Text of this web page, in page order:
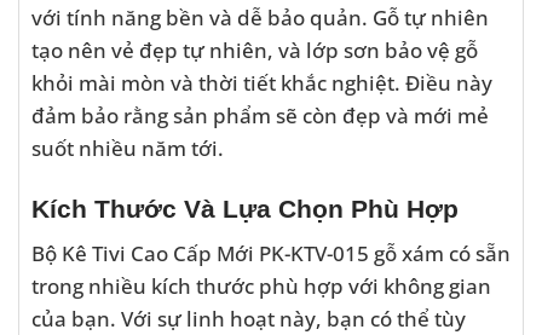
với tính năng bền và dễ bảo quản. Gỗ tự nhiên
tạo nên vẻ đẹp tự nhiên, và lớp sơn bảo vệ gỗ
khỏi mài mòn và thời tiết khắc nghiệt. Điều này
đảm bảo rằng sản phẩm sẽ còn đẹp và mới mẻ
suốt nhiều năm tới.
Kích Thước Và Lựa Chọn Phù Hợp
Bộ Kê Tivi Cao Cấp Mới PK-KTV-015 gỗ xám có sẵn
trong nhiều kích thước phù hợp với không gian
của bạn. Với sự linh hoạt này, bạn có thể tùy